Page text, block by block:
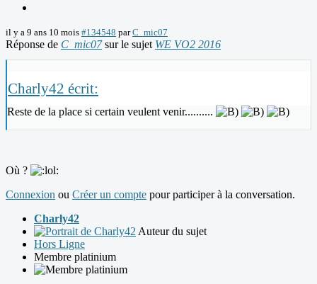
il y a 9 ans 10 mois #134548 parC_mic07
Réponse de C_mic07sur le sujet WE VO2 2016
Charly42 écrit:
Reste de la place si certain veulent venir..........
Où ?
Connexion ou Créer un compte pour participer à la conversation.
Charly42
Auteur du sujet
Hors Ligne
Membre platinium